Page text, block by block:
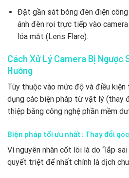
Đặt gần sát bóng đèn điện
ánh đèn rọi trực tiếp vào
lóa mắt (Lens Flare).
Cách Xử Lý Camera Bị Ngược
Hướng
Tùy thuộc vào mức độ và điều
dụng các biện pháp từ vật lý (thay
thiệp bằng công nghệ phần mềm
Biện pháp tối ưu nhất: Thay đổi
Vì nguyên nhân cốt lõi là do “lắp
quyết triệt để nhất chính là dịch